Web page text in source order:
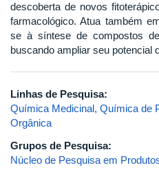
descoberta de novos
farmacológico. Atua também
se à síntese de compostos
buscando ampliar seu potencial
Linhas de Pesquisa:
Química Medicinal, Química de
Orgânica
Grupos de Pesquisa:
Núcleo de Pesquisa em